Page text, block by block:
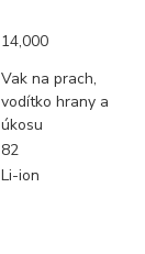
14,000
Vak na prach,
vodítko hrany a
úkosu
82
Li-ion